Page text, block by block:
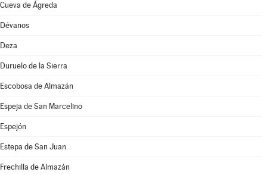
Cueva de Ágreda
Dévanos
Deza
Duruelo de la Sierra
Escobosa de Almazán
Espeja de San Marcelino
Espejón
Estepa de San Juan
Frechilla de Almazán